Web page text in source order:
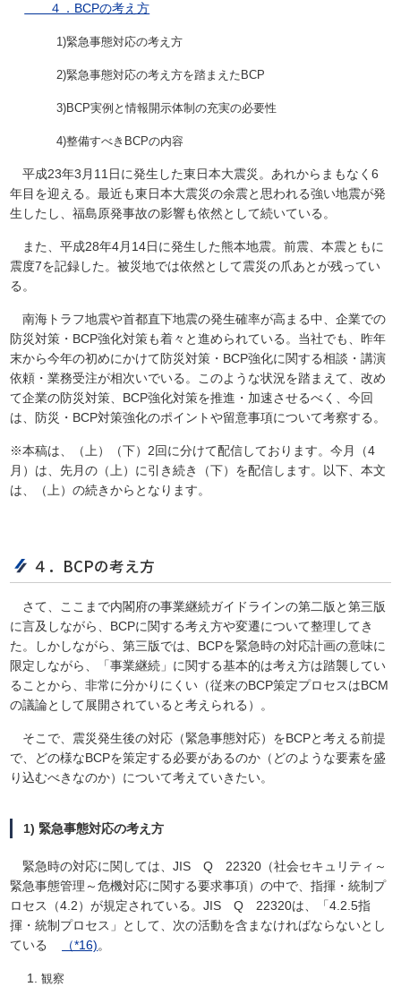
４．BCPの考え方
1)緊急事態対応の考え方
2)緊急事態対応の考え方を踏まえたBCP
3)BCP実例と情報開示体制の充実の必要性
4)整備すべきBCPの内容
平成23年3月11日に発生した東日本大震災。あれからまもなく6
年目を迎える。最近も東日本大震災の余震と思われる強い地震が発
生したし、福島原発事故の影響も依然として続いている。
また、平成28年4月14日に発生した熊本地震。前震、本震ともに
震度7を記録した。被災地では依然として震災の爪あとが残ってい
る。
南海トラフ地震や首都直下地震の発生確率が高まる中、企業での
防災対策・BCP強化対策も着々と進められている。当社でも、昨年
末から今年の初めにかけて防災対策・BCP強化に関する相談・講演
依頼・業務受注が相次いでいる。このような状況を踏まえて、改め
て企業の防災対策、BCP強化対策を推進・加速させるべく、今回
は、防災・BCP対策強化のポイントや留意事項について考察する。
※本稿は、（上）（下）2回に分けて配信しております。今月（4
月）は、先月の（上）に引き続き（下）を配信します。以下、本文
は、（上）の続きからとなります。
４．BCPの考え方
さて、ここまで内閣府の事業継続ガイドラインの第二版と第三版
に言及しながら、BCPに関する考え方や変遷について整理してき
た。しかしながら、第三版では、BCPを緊急時の対応計画の意味に
限定しながら、「事業継続」に関する基本的は考え方は踏襲してい
ることから、非常に分かりにくい（従来のBCP策定プロセスはBCM
の議論として展開されていると考えられる）。
そこで、震災発生後の対応（緊急事態対応）をBCPと考える前提
で、どの様なBCPを策定する必要があるのか（どのような要素を盛
り込むべきなのか）について考えていきたい。
1) 緊急事態対応の考え方
緊急時の対応に関しては、JIS Q 22320（社会セキュリティ～
緊急事態管理～危機対応に関する要求事項）の中で、指揮・統制プ
ロセス（4.2）が規定されている。JIS Q 22320は、「4.2.5指
揮・統制プロセス」として、次の活動を含まなければならないとし
ている
（*16)。
観察